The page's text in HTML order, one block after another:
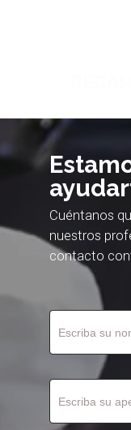
Cuéntanos
nuestros
contacto